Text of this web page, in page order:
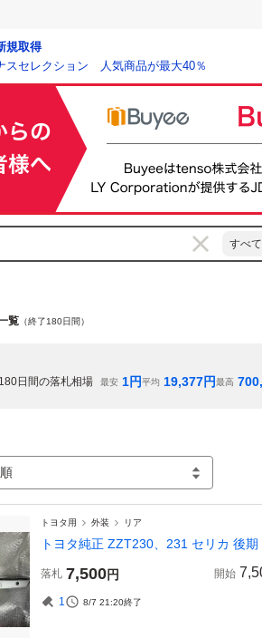
規取得
スセレクション 人気商品が最大40％
すべ
覧 （終了180日間）
180日間の落札相場 最安 1円平均 19,377円最高
トヨタ用 外装 リア
トヨタ純正 ZZT230、231 セリカ 後
落札 7,500円 開始
1 8/7 21:20終了